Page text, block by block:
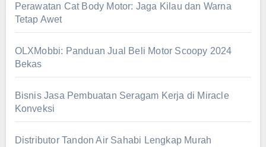
Perawatan Cat Body Motor: Jaga Kilau dan Warna
Tetap Awet
OLXMobbi: Panduan Jual Beli Motor Scoopy 2024
Bekas
Bisnis Jasa Pembuatan Seragam Kerja di Miracle
Konveksi
Distributor Tandon Air Sahabi Lengkap Murah